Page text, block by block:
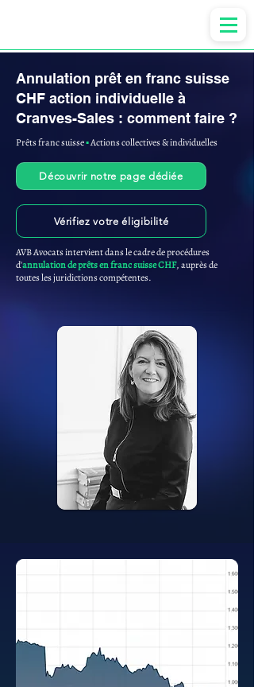
Annulation prêt en franc suisse
CHF action individuelle à
Cranves-Sales : comment faire ?
Prêts franc suisse▪︎Actions collectives & individuelles
Découvrir notre page dédiée
Vérifiez votre éligibilité
AVB Avocats intervient dans le cadre de procédures
d'annulation de prêts en franc suisse CHF, auprès de
toutes les juridictions compétentes.